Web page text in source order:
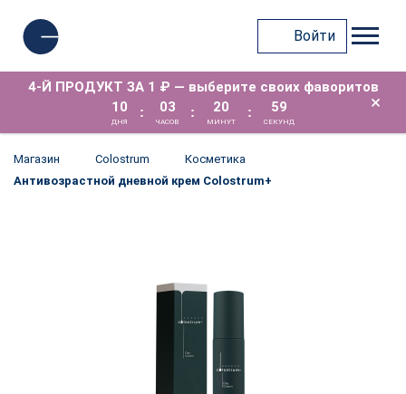
Войти
4-Й ПРОДУКТ ЗА 1 ₽ — выберите своих фаворитов
10
ДНЯ
: 03
ЧАСОВ
: 20
МИНУТ
: 58
СЕКУНД
×
Магазин Colostrum
Косметика
Антивозрастной дневной крем Colostrum+